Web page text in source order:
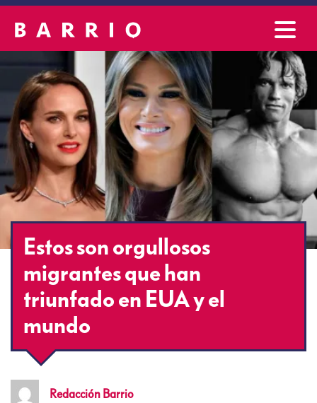
Estos son orgullosos
migrantes que han
triunfado en EUA y el
mundo
Redacción Barrio